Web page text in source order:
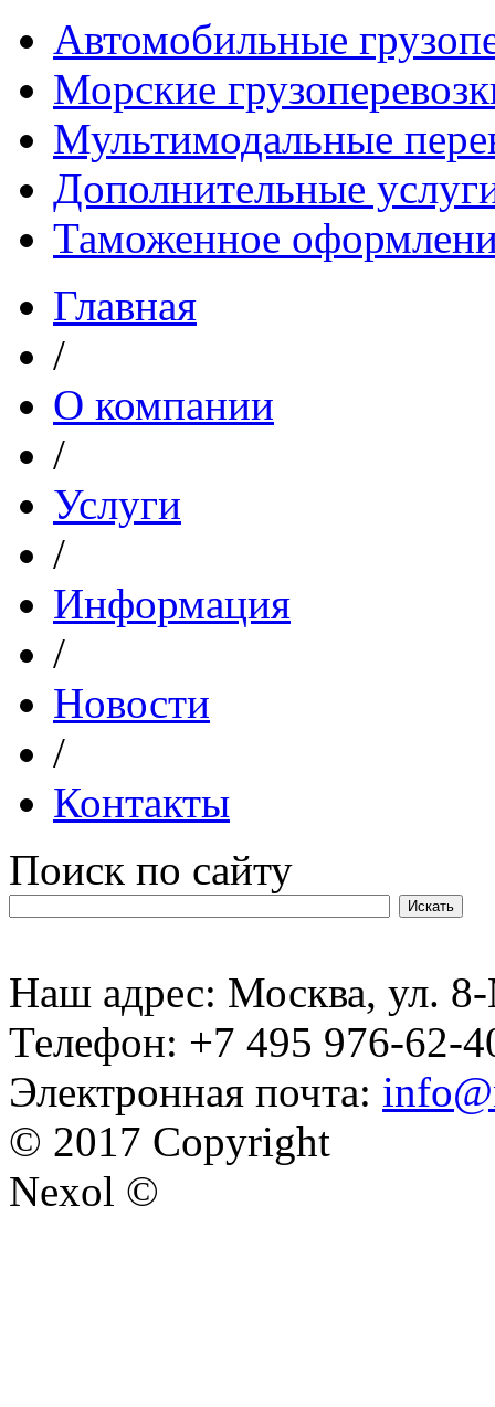
Автомобильные
Морские
Мультимодальные
Дополнительные
Таможенное
Главная
/
О компании
/
Услуги
/
Информация
/
Новости
/
Контакты
Поиск по сайту
Наш адрес: Москва, ул.
Телефон: +7 495 976-62-
Электронная почта:
© 2017 Copyright
Nexol ©